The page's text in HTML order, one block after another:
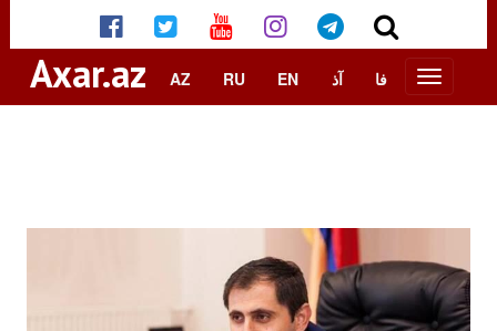
Axar.az AZ RU EN آذ فا